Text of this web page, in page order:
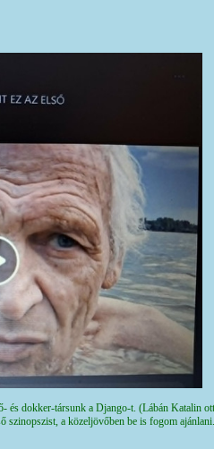
és dokker-társunk a Django-t. (Lábán Katalin
szinopszist, a közeljövőben be is fogom